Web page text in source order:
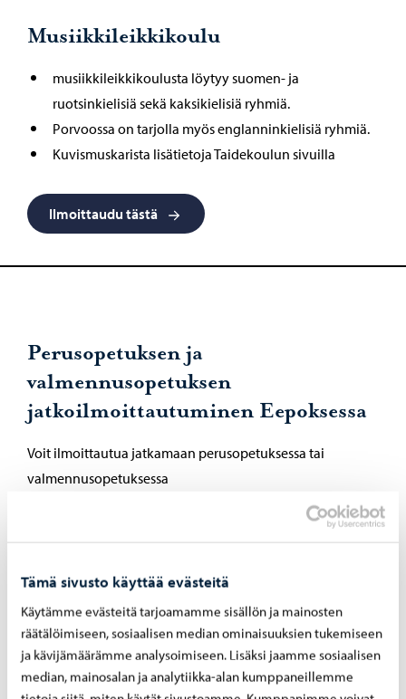
Tämä sivusto käyttää evästeitä
Käytämme evästeitä tarjoamamme sisällön ja mainosten
räätälöimiseen, sosiaalisen median ominaisuuksien tukemiseen
ja kävijämäärämme analysoimiseen. Lisäksi jaamme sosiaalisen
median, mainosalan ja analytiikka-alan kumppaneillemme
Musiikkileikkikoulu
musiikkileikkikoulusta löytyy suomen- ja
ruotsinkielisiä sekä kaksikielisiä ryhmiä.
Porvoossa on tarjolla myös englanninkielisiä ryhmiä.
Kuvismuskarista lisätietoja Taidekoulun sivuilla
Ilmoittaudu tästä
Perusopetuksen ja
valmennusopetuksen
jatkoilmoittautuminen Eepoksessa
Voit ilmoittautua jatkamaan perusopetuksessa tai
valmennusopetuksessa
Kirjaudu Eepokseen henkilökohtaisella Eepos tunnuksella
Jos tarvitset uudet tunnukset, ota yhteyttä kansliaan
musiikkiopisto@porvoo.fi
Lomakkeella voit:
ilmoittaa opintojen jatkamisesta tai päättämisestä